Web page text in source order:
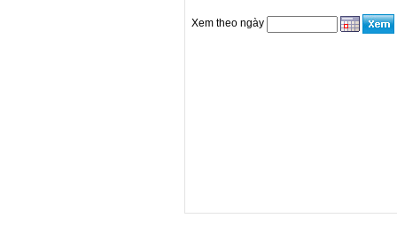
Xem theo ngày